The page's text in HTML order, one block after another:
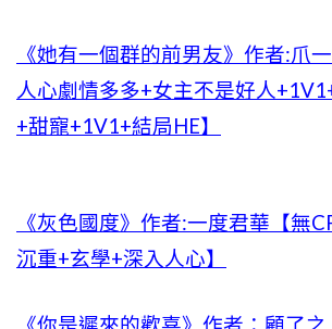
《她有一個群的前男友》作者:爪
人心劇情多多+女主不是好人
+甜寵+1V1+結局HE】
《灰色國度》作者:一度君華【無
沉重+玄學+深入人心】